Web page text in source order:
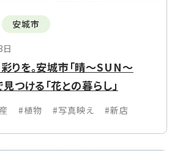
安城市
りを。安城市「晴〜SUN〜
つける「花との暮らし」
#植物 #写真映え #新店